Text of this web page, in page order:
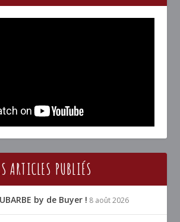
ARTICLES PUBLIÉS
by de Buyer ! 8 août 2026